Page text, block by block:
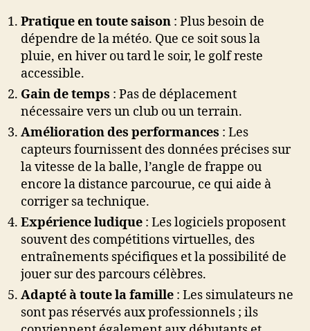
Pratique en toute saison : Plus besoin de
dépendre de la météo. Que ce soit sous la
pluie, en hiver ou tard le soir, le golf reste
accessible.
Gain de temps : Pas de déplacement
nécessaire vers un club ou un terrain.
Amélioration des performances : Les
capteurs fournissent des données précises sur
la vitesse de la balle, l’angle de frappe ou
encore la distance parcourue, ce qui aide à
corriger sa technique.
Expérience ludique : Les logiciels proposent
souvent des compétitions virtuelles, des
entraînements spécifiques et la possibilité de
jouer sur des parcours célèbres.
Adapté à toute la famille : Les simulateurs ne
sont pas réservés aux professionnels ; ils